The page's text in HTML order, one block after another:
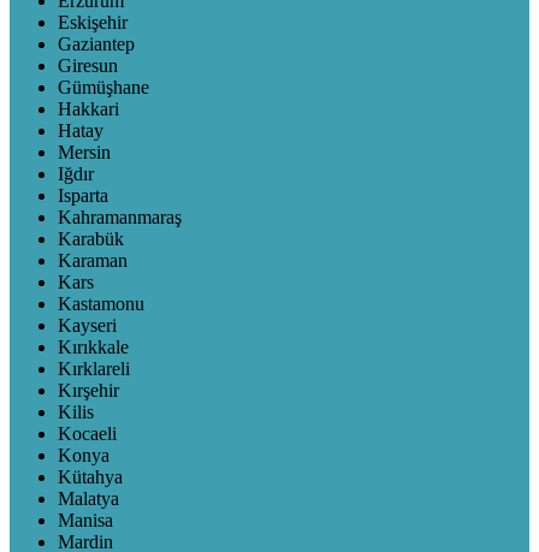
Eskişehir
Gaziantep
Giresun
Gümüşhane
Hakkari
Hatay
Mersin
Iğdır
Isparta
Kahramanmaraş
Karabük
Karaman
Kars
Kastamonu
Kayseri
Kırıkkale
Kırklareli
Kırşehir
Kilis
Kocaeli
Konya
Kütahya
Malatya
Manisa
Mardin